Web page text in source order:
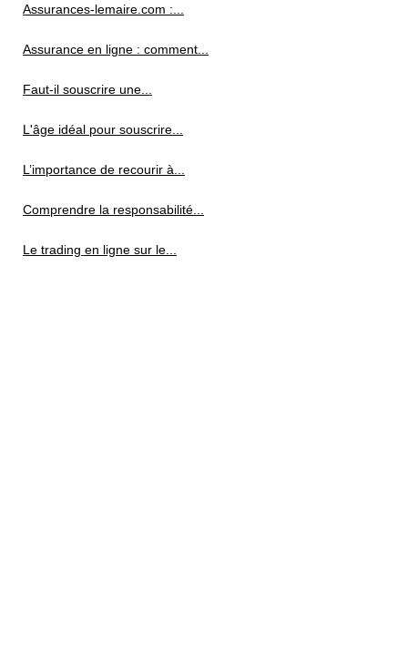
Assurances-lemaire.com :...
Assurance en ligne : comment...
Faut-il souscrire une...
L'âge idéal pour souscrire...
L’importance de recourir à...
Comprendre la responsabilité...
Le trading en ligne sur le...